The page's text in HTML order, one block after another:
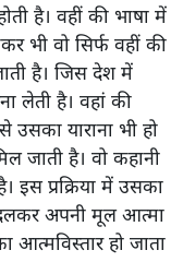
है। वहीं की भाषा में
भी वो सिर्फ वहीं की
है। जिस देश में
लेती है। वहां की
याराना भी हो
जाती है। वो कहानी
इस प्रक्रिया में उसका
अपनी मूल आत्मा
हो जाता